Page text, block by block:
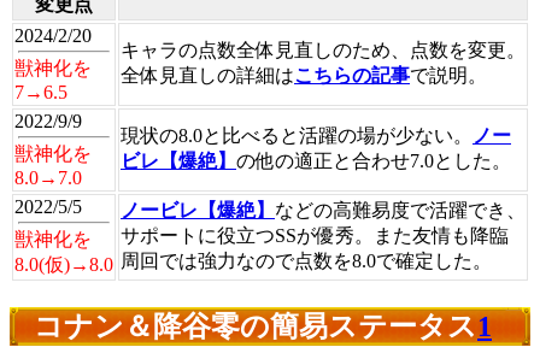
2024/2/20
獣神化を
7→6.5
キャラの点数全体見直しのため、点数を変更。
全体見直しの詳細はこちらの記事で説明。
2022/9/9
獣神化を
8.0→7.0
現状の8.0と比べると活躍の場が少ない。
ノー
ビレ【爆絶】 の他の適正と合わせ7.0とした。
2022/5/5
獣神化を
8.0(仮)→8.0
ノービレ【爆絶】 などの高難易度で活躍でき、
サポートに役立つSSが優秀。また友情も降臨
周回では強力なので点数を8.0で確定した。
コナン＆降谷零の簡易ステータス1